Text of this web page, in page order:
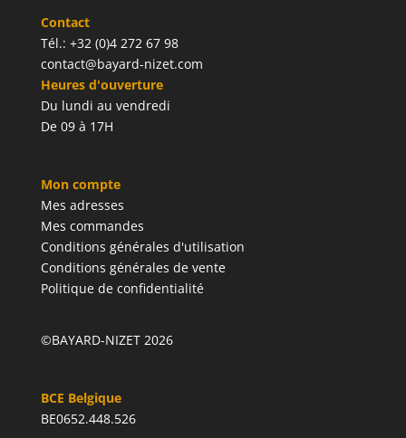
Contact
Tél.: +32 (0)4 272 67 98
contact@bayard-nizet.com
Heures d'ouverture
Du lundi au vendredi
De 09 à 17H
Mon compte
Mes adresses
Mes commandes
Conditions générales d'utilisation
Conditions générales de vente
Politique de confidentialité
©BAYARD-NIZET 2026
BCE Belgique
BE0652.448.526